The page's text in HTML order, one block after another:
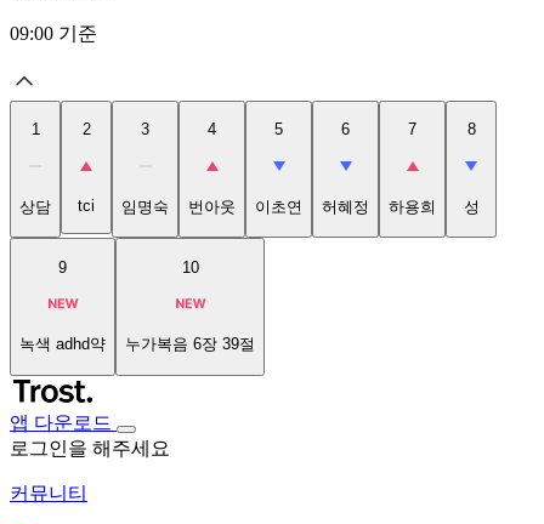
09:00 기준
1
상담
2
tci
3
임명숙
4
번아웃
5
이초연
6
허혜정
7
하용희
8
성
9
녹색 adhd약
10
누가복음 6장 39절
앱 다운로드
로그인을 해주세요
커뮤니티